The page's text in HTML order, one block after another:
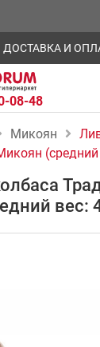
ДОСТАВКА И
08-48
Микоян
(средний
вес: